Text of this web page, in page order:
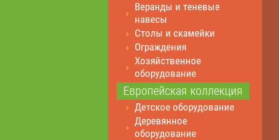
Веранды и теневые
навесы
Столы и скамейки
Ограждения
Хозяйственное
оборудование
Европейская коллекция
Детское оборудование
Деревянное
оборудование